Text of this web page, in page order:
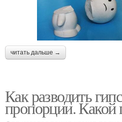
читать дальше →
Как разводить
пропорции. Какой